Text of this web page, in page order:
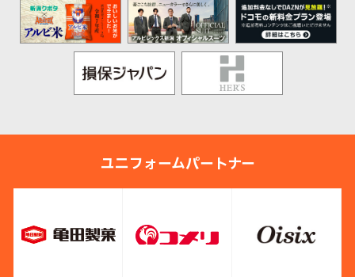
ユニフォームパートナー